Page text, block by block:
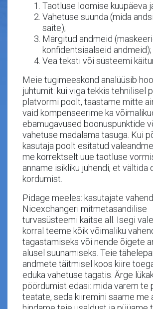
Taotluse loomise kuupäeva
Vahetuse suunda (mida
saite);
Märgitud andmeid
konfidentsiaalseid andmeid);
Vea teksti või süsteemi
Meie tugimeeskond analüüsib
juhtumit: kui viga tekkis tehnilisel
platvormi poolt, taastame mitte
vaid kompenseerime ka
ebamugavused boonuspunktide
vahetuse madalama tasuga. Kui
kasutaja poolt esitatud
me korrektselt uue taotluse
anname isikliku juhendi, et vältida
kordumist.
Pidage meeles: kasutajate
Nicexchangeri mitmetasandilise
turvasüsteemi kaitse all. Isegi
korral teeme kõik võimaliku
tagastamiseks või nende õigete
alusel suunamiseks. Teie
andmete täitmisel koos kiire
eduka vahetuse tagatis. Ärge
pöördumist edasi: mida varem te
teatate, seda kiiremini saame me